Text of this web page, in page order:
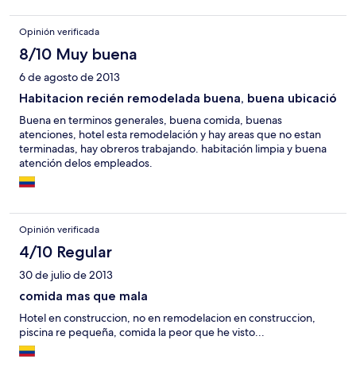
Opinión verificada
8/10 Muy buena
6 de agosto de 2013
Habitacion recién remodelada buena, buena ubicació
Buena en terminos generales, buena comida, buenas
atenciones, hotel esta remodelación y hay areas que no estan
terminadas, hay obreros trabajando. habitación limpia y buena
atención delos empleados.
Opinión verificada
4/10 Regular
30 de julio de 2013
comida mas que mala
Hotel en construccion, no en remodelacion en construccion,
piscina re pequeña, comida la peor que he visto...